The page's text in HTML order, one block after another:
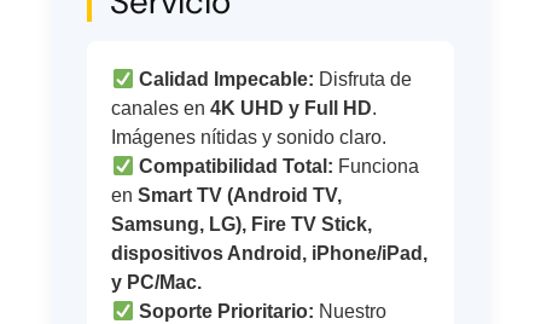
Calidad Impecable: Disfruta de
canales en4K UHD y Full HD.
Imágenes nítidas y sonido claro.
Compatibilidad Total: Funciona
enSmart TV (Android TV,
Samsung, LG), Fire TV Stick,
dispositivos Android, iPhone/iPad,
y PC/Mac.
Soporte Prioritario: Nuestro